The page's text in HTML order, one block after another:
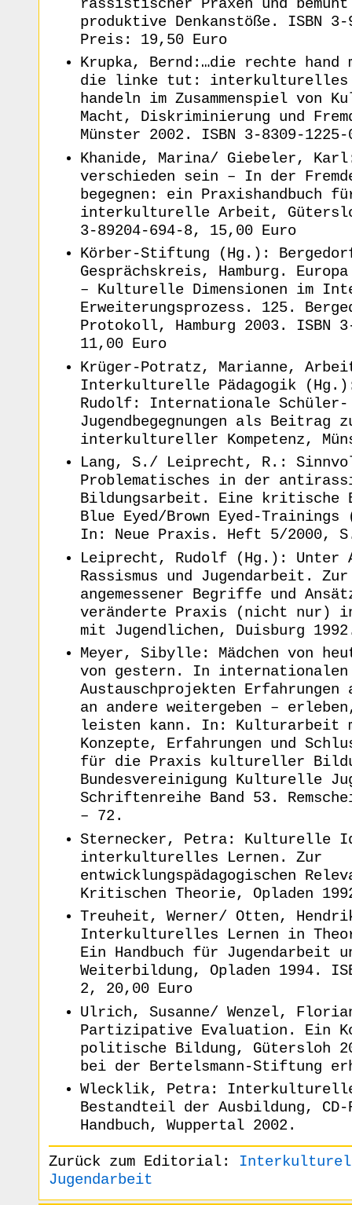
rassistischer Praxen und
produktive Denkanstöße. ISBN 3-
Preis: 19,50 Euro
Krupka, Bernd:…die rechte hand
die linke tut: interkulturelles
handeln im Zusammenspiel von
Macht, Diskriminierung und
Münster 2002. ISBN 3-8309-
Khanide, Marina/ Giebeler,
verschieden sein – In der
begegnen: ein Praxishandbuch
interkulturelle Arbeit,
3-89204-694-8, 15,00 Euro
Körber-Stiftung (Hg.):
Gesprächskreis, Hamburg.
– Kulturelle Dimensionen im
Erweiterungsprozess. 125.
Protokoll, Hamburg 2003. ISBN
11,00 Euro
Krüger-Potratz, Marianne,
Interkulturelle Pädagogik
Rudolf: Internationale Schüler-
Jugendbegegnungen als Beitrag
interkultureller Kompetenz,
Lang, S./ Leiprecht, R.:
Problematisches in der
Bildungsarbeit. Eine kritische
Blue Eyed/Brown Eyed-
In: Neue Praxis. Heft 5/2000,
Leiprecht, Rudolf (Hg.): Unter
Rassismus und Jugendarbeit.
angemessener Begriffe und
veränderte Praxis (nicht nur)
mit Jugendlichen, Duisburg
Meyer, Sibylle: Mädchen von
von gestern. In internationalen
Austauschprojekten Erfahrungen
an andere weitergeben –
leisten kann. In: Kulturarbeit
Konzepte, Erfahrungen und
für die Praxis kultureller
Bundesvereinigung Kulturelle
Schriftenreihe Band 53.
– 72.
Sternecker, Petra: Kulturelle
interkulturelles Lernen. Zur
entwicklungspädagogischen
Kritischen Theorie, Opladen
Treuheit, Werner/ Otten,
Interkulturelles Lernen in
Ein Handbuch für Jugendarbeit
Weiterbildung, Opladen 1994.
2, 20,00 Euro
Ulrich, Susanne/ Wenzel,
Partizipative Evaluation. Ein
politische Bildung, Gütersloh
bei der Bertelsmann-Stiftung
Wlecklik, Petra:
Bestandteil der Ausbildung, CD-
Handbuch, Wuppertal 2002.
Zurück zum Editorial:
Jugendarbeit